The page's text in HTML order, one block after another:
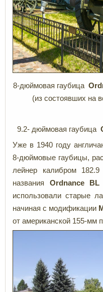
8-дюймовая гаубица
(из состоявших на
9.2- дюймовая гаубица
Уже в 1940 году
8-дюймовые гаубицы,
лейнер калибром
названия Ordnance
использовали старые
начиная с модификации
от американской 155-мм